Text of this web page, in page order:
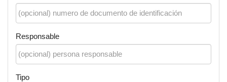
Responsable
Tipo